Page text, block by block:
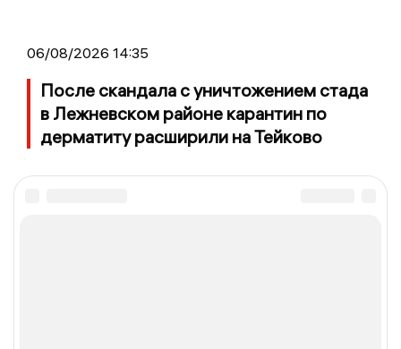
06/08/2026 14:35
После скандала с уничтожением стада
в Лежневском районе карантин по
дерматиту расширили на Тейково